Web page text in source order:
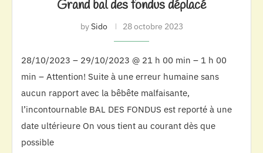
Grand bal des fondus déplacé
bySido 28 octobre 2023
28/10/2023 – 29/10/2023 @ 21 h 00 min – 1 h 00
min – Attention! Suite à une erreur humaine sans
aucun rapport avec la bêbête malfaisante,
l’incontournable BAL DES FONDUS est reporté à une
date ultérieure On vous tient au courant dès que
possible